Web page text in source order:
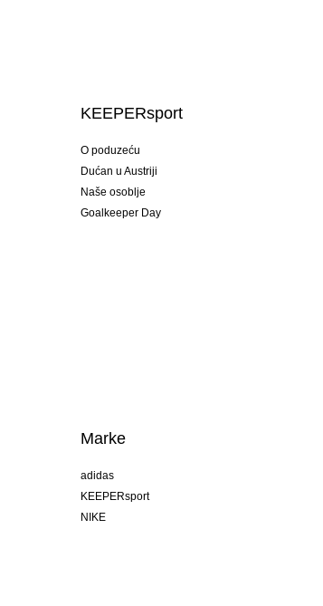
KEEPERsport
O poduzeću
Dućan u Austriji
Naše osoblje
Goalkeeper Day
Marke
adidas
KEEPERsport
NIKE